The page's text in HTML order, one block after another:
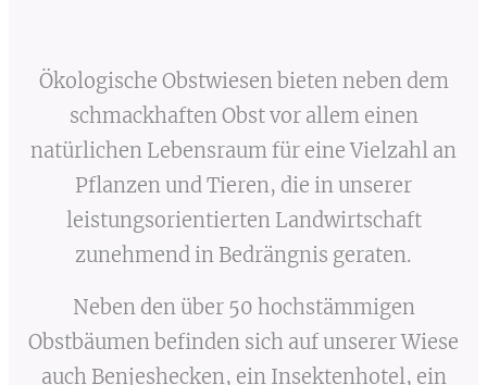
Ökologische Obstwiesen bieten neben dem
schmackhaften Obst vor allem einen
natürlichen Lebensraum für eine Vielzahl an
Pflanzen und Tieren, die in unserer
leistungsorientierten Landwirtschaft
zunehmend in Bedrängnis geraten.
Neben den über 50 hochstämmigen
Obstbäumen befinden sich auf unserer Wiese
auch Benjeshecken, ein Insektenhotel, ein